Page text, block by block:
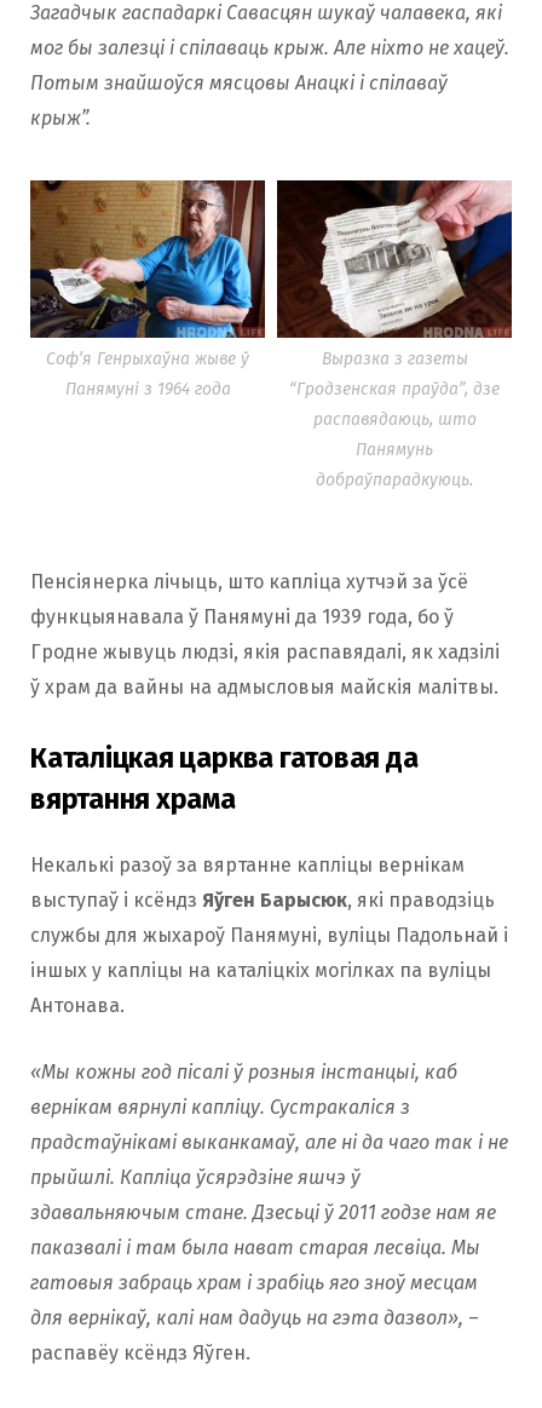
Загадчык гаспадаркі Савасцян шукаў чалавека, які
мог бы залезці і спілаваць крыж. Але ніхто не хацеў.
Потым знайшоўся мясцовы Анацкі і спілаваў
крыж”.
Соф’я Генрыхаўна жыве ў
Панямунi з 1964 года
Выразка з газеты
“Гродзенская праўда”, дзе
распавядаюць, што
Панямунь
добраўпарадкуюць.
Пенсіянерка лічыць, што капліца хутчэй за ўсё
функцыянавала ў Панямуні да 1939 года, бо ў
Гродне жывуць людзі, якія распавядалі, як хадзілі
ў храм да вайны на адмысловыя майскія малітвы.
Каталіцкая царква гатовая да
вяртання храма
Некалькі разоў за вяртанне капліцы вернікам
выступаў і ксёндз Яўген Барысюк, які праводзіць
службы для жыхароў Панямуні, вуліцы Падольнай і
іншых у капліцы на каталіцкіх могілках па вуліцы
Антонава.
«Мы кожны год пісалі ў розныя інстанцыі, каб
вернікам вярнулі капліцу. Сустракаліся з
прадстаўнікамі выканкамаў, але ні да чаго так і не
прыйшлі. Капліца ўсярэдзіне яшчэ ў
здавальняючым стане. Дзесьці ў 2011 годзе нам яе
паказвалі і там была нават старая лесвіца. Мы
гатовыя забраць храм і зрабіць яго зноў месцам
для вернікаў, калі нам дадуць на гэта дазвол», –
распавёу ксёндз Яўген.